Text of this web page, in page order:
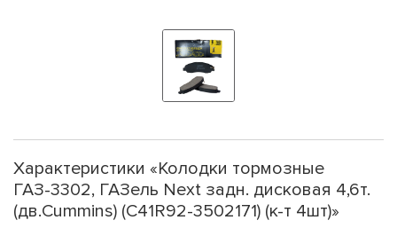
Характеристики «Колодки тормозные
ГАЗ-3302, ГАЗель Next задн. дисковая 4,6т.
(дв.Cummins) (C41R92-3502171) (к-т 4шт)»